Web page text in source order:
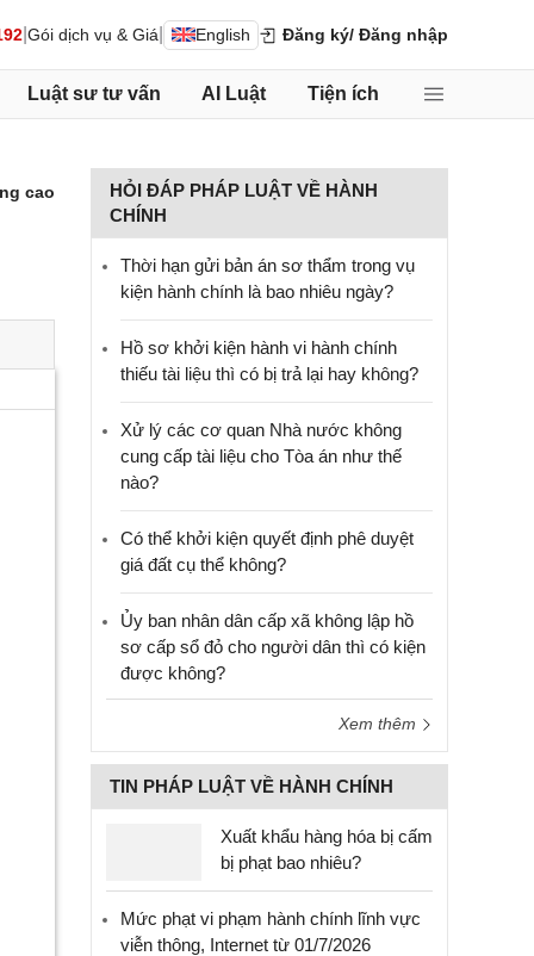
Gói dịch vụ & Giá English Đăng ký/ Đăng nhập
Luật sư tư vấn AI Luật Tiện ích
cao
HỎI ĐÁP PHÁP LUẬT VỀ HÀNH
CHÍNH
Thời hạn gửi bản án sơ thẩm trong vụ
kiện hành chính là bao nhiêu ngày?
Hồ sơ khởi kiện hành vi hành chính
thiếu tài liệu thì có bị trả lại hay không?
Xử lý các cơ quan Nhà nước không
cung cấp tài liệu cho Tòa án như thế
nào?
Có thể khởi kiện quyết định phê duyệt
giá đất cụ thể không?
Ủy ban nhân dân cấp xã không lập hồ
sơ cấp sổ đỏ cho người dân thì có kiện
được không?
Xem thêm
TIN PHÁP LUẬT VỀ HÀNH CHÍNH
Xuất khẩu hàng hóa bị cấm
bị phạt bao nhiêu?
Mức phạt vi phạm hành chính lĩnh vực
viễn thông, Internet từ 01/7/2026